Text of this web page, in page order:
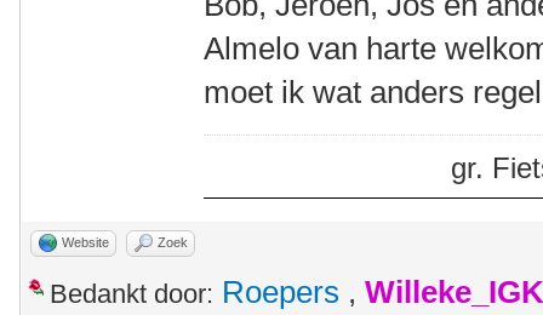
Almelo van harte
moet ik wat anders
gr.
Website Zoek
Bedankt door: Roepers ,